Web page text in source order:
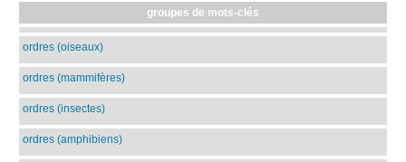
groupes de mots-clés
ordres (oiseaux)
ordres (mammifères)
ordres (insectes)
ordres (amphibiens)